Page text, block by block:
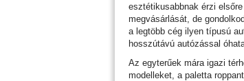
esztétikusabbnak érzi
megvásárlását, de
a legtöbb cég ilyen típusú
hosszútávú autózással
Az egyterűek mára igazi
modelleket, a paletta